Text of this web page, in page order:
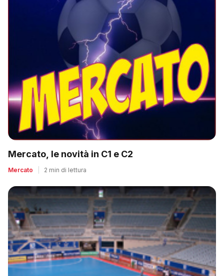
Mercato, le novità in C1 e C2
Mercato 2 min di lettura